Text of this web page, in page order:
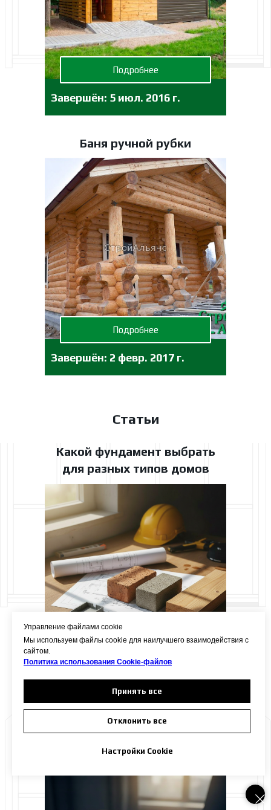
Завершён: 5 июл. 2016 г.
Подробнее
Баня ручной рубки
Завершён: 2 февр. 2017 г.
Подробнее
Статьи
Аренда земли с последующим
выкупом у администрации
Какой фундамент выбрать
для разных типов домов
Подробнее
Управление файлами cookie
Мы используем файлы cookie для наилучшего взаимодействия с
сайтом.
Политика использования Сookie-файлов
Принять все
Отклонить все
Настройки Cookie